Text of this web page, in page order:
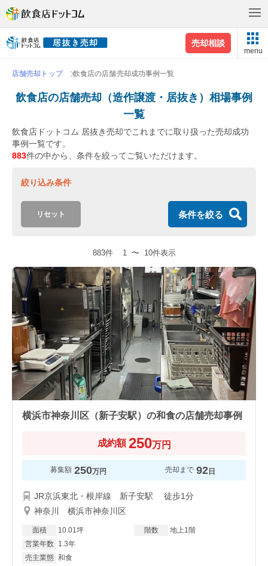
売却相談
menu
店舗売却トップ 飲食店の店舗売却成功事例一覧
飲食店の店舗売却（造作譲渡・居抜き）相場事例
一覧
飲食店ドットコム 居抜き売却でこれまでに取り扱った売却成功
事例一覧です。
883件の中から、条件を絞ってご覧いただけます。
絞り込み条件
リセット 条件を絞る
883件 1 〜 10件表示
横浜市神奈川区（新子安駅）の和食の店舗売却事例
成約額 250万円
募集額 250万円 売却まで 92日
JR京浜東北・根岸線 新子安駅 徒歩1分
神奈川 横浜市神奈川区
面積 10.01坪 階数
地上1階
営業年数
1.3年
売主業態 和食